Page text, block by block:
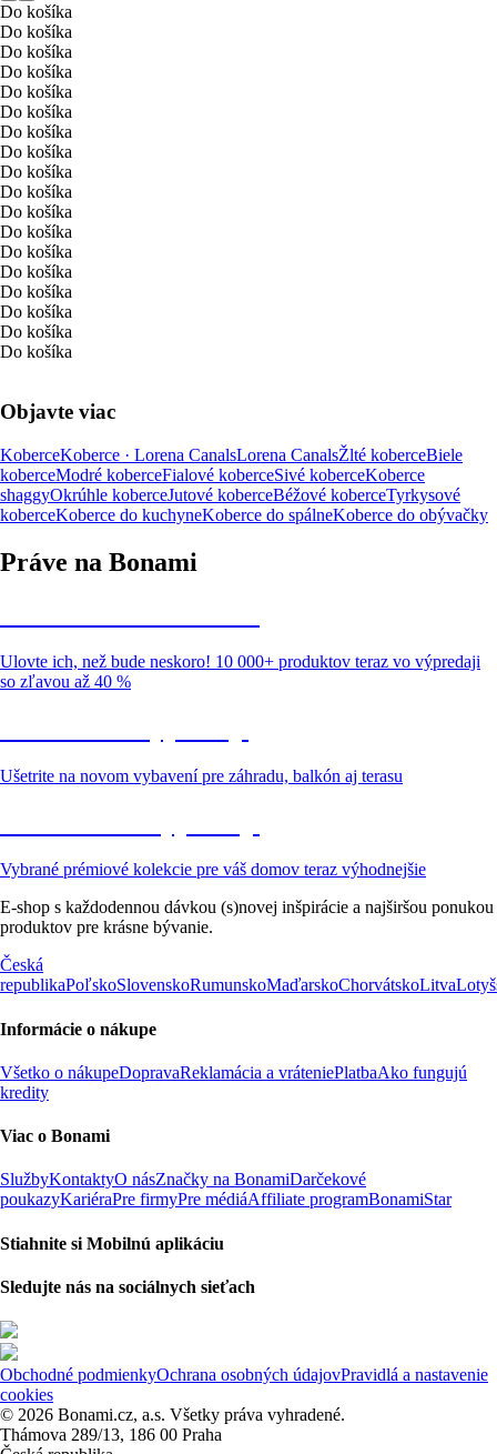
Do košíka
Do košíka
Do košíka
Do košíka
Do košíka
Do košíka
Do košíka
Do košíka
Do košíka
Do košíka
Do košíka
Do košíka
Do košíka
Do košíka
Do košíka
Do košíka
Do košíka
Do košíka
Objavte viac
KoberceKoberce · Lorena CanalsLorena CanalsŽlté koberceBiele
koberceModré koberceFialové koberceSivé koberceKoberce
shaggyOkrúhle koberceJutové koberceBéžové koberceTyrkysové
koberceKoberce do kuchyneKoberce do spálneKoberce do obývačky
Práve na Bonami
Ulovte ich, než bude neskoro! 10 000+ produktov teraz vo výpredaji
so zľavou až 40 %
Ušetrite na novom vybavení pre záhradu, balkón aj terasu
Vybrané prémiové kolekcie pre váš domov teraz výhodnejšie
E-shop s každodennou dávkou (s)novej inšpirácie a najširšou ponukou
produktov pre krásne bývanie.
Česká
republikaPoľskoSlovenskoRumunskoMaďarskoChorvátskoLitva
Informácie o nákupe
Všetko o nákupeDopravaReklamácia a vráteniePlatbaAko fungujú
kredity
Viac o Bonami
SlužbyKontaktyO násZnačky na BonamiDarčekové
poukazyKariéraPre firmyPre médiáAffiliate programBonamiStar
Stiahnite si Mobilnú aplikáciu
Sledujte nás na sociálnych sieťach
Obchodné podmienkyOchrana osobných údajovPravidlá a nastavenie
cookies
© 2026 Bonami.cz, a.s. Všetky práva vyhradené.
Thámova 289/13, 186 00 Praha